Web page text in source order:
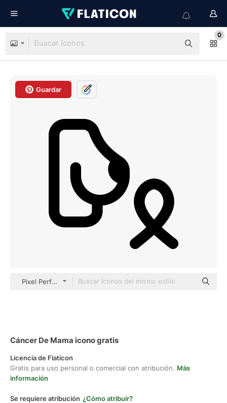
0
Guardar
Pixel Perfect Filled
Cáncer De Mama icono gratis
Licencia de Flaticon
Gratis para uso personal o comercial con atribución. Más
información
Se requiere atribución ¿Cómo atribuir?